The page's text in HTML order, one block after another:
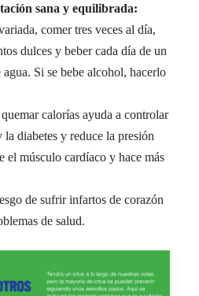
sana y equilibrada:
comer tres veces al día,
dulces y beber cada día de un
Si se bebe alcohol, hacerlo
quemar calorías ayuda a controlar
diabetes y reduce la presión
el músculo cardíaco y hace más
de sufrir infartos de corazón
de salud.